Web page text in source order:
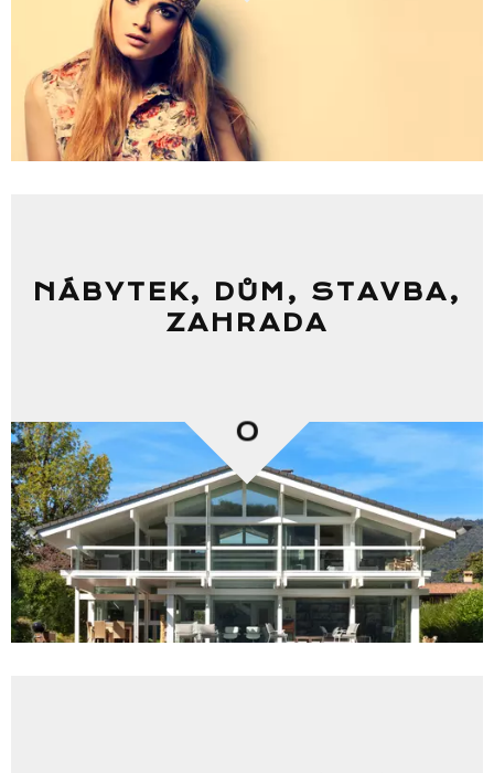
Seznam prodejen
Seznam NC
Informace
NÁBYTEK, DŮM, STAVBA,
ZAHRADA
0